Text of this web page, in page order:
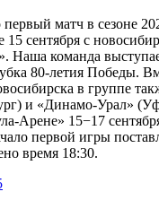
матч в сезоне
15 сентября с
Наша команда
80-летия Победы.
в группе
и «Динамо-Урал»
Арене» 15−17
первой игры
время 18:30.